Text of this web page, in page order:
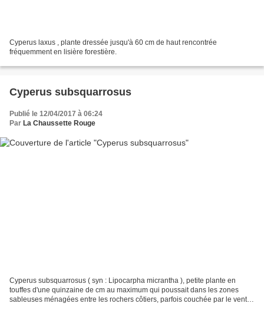
Cyperus laxus , plante dressée jusqu'à 60 cm de haut rencontrée
fréquemment en lisière forestière.
Cyperus subsquarrosus
Publié le 12/04/2017 à 06:24
Par La Chaussette Rouge
Cyperus subsquarrosus ( syn : Lipocarpha micrantha ), petite plante en
touffes d'une quinzaine de cm au maximum qui poussait dans les zones
sableuses ménagées entre les rochers côtiers, parfois couchée par le vent